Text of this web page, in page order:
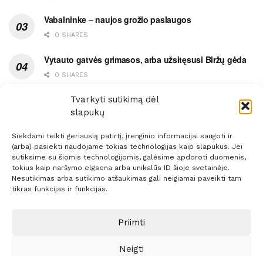
Tvarkyti sutikimą dėl
slapukų
Siekdami teikti geriausią patirtį, įrenginio informacijai saugoti ir
(arba) pasiekti naudojame tokias technologijas kaip slapukus. Jei
sutiksime su šiomis technologijomis, galėsime apdoroti duomenis,
tokius kaip naršymo elgsena arba unikalūs ID šioje svetainėje.
Nesutikimas arba sutikimo atšaukimas gali neigiamai paveikti tam
tikras funkcijas ir funkcijas.
Priimti
Neigti
Vabalninke – naujos grožio paslaugos
0 SHARES
Vytauto gatvės grimasos, arba užsitęsusi Biržų gėda
0 SHARES
Pietų metas pažymėtas avarija
0 SHARES
Prenumerata Reklama
Sprendimas:ITBrolis